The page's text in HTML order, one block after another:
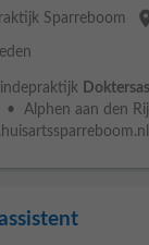
Sparreboom
Alphen aan den